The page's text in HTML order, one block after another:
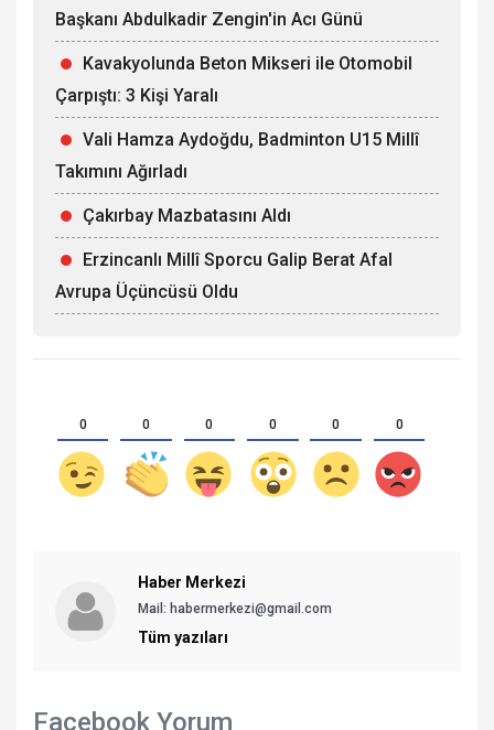
Başkanı Abdulkadir Zengin'in Acı Günü
Kavakyolunda Beton Mikseri ile Otomobil
Çarpıştı: 3 Kişi Yaralı
Vali Hamza Aydoğdu, Badminton U15 Millî
Takımını Ağırladı
Çakırbay Mazbatasını Aldı
Erzincanlı Millî Sporcu Galip Berat Afal
Avrupa Üçüncüsü Oldu
0 0 0 0 0 0
Haber Merkezi
Mail: habermerkezi@gmail.com
Tüm yazıları
Facebook Yorum